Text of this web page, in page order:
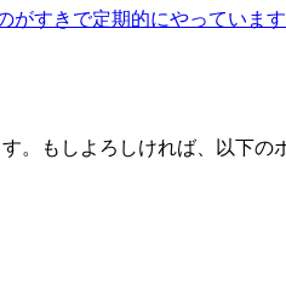
すきで定期的にやっていま
。もしよろしければ、以下の